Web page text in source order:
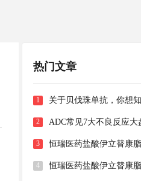
热门文章
1 关于贝伐珠单抗，你想
2
ADC常见7大不良反应大
3
恒瑞医药盐酸伊立替康
4
恒瑞医药盐酸伊立替康